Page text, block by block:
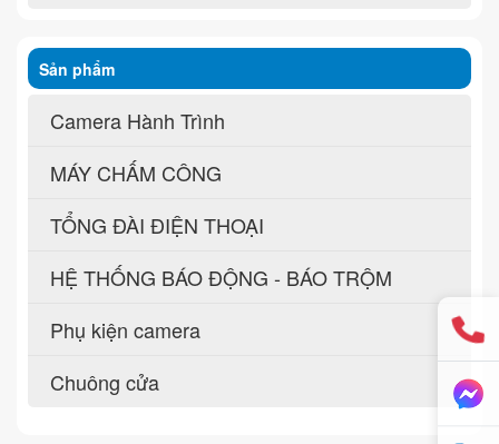
Sản phẩm
Camera Hành Trình
MÁY CHẤM CÔNG
TỔNG ĐÀI ĐIỆN THOẠI
HỆ THỐNG BÁO ĐỘNG - BÁO TRỘM
Phụ kiện camera
Chuông cửa